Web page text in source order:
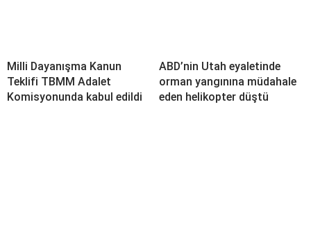
Milli Dayanışma Kanun
Teklifi TBMM Adalet
Komisyonunda kabul edildi
ABD’nin Utah eyaletinde
orman yangınına müdahale
eden helikopter düştü